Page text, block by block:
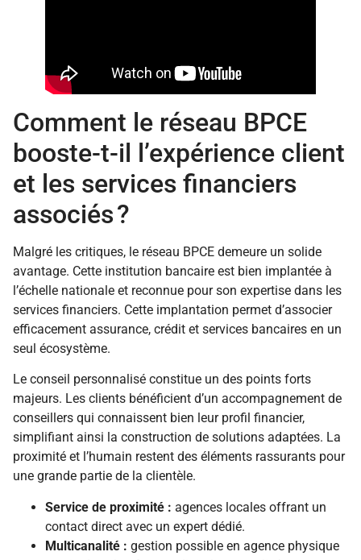
Comment le réseau BPCE
booste-t-il l’expérience client
et les services financiers
associés ?
Malgré les critiques, le réseau BPCE demeure un solide
avantage. Cette institution bancaire est bien implantée à
l’échelle nationale et reconnue pour son expertise dans les
services financiers. Cette implantation permet d’associer
efficacement assurance, crédit et services bancaires en un
seul écosystème.
Le conseil personnalisé constitue un des points forts
majeurs. Les clients bénéficient d’un accompagnement de
conseillers qui connaissent bien leur profil financier,
simplifiant ainsi la construction de solutions adaptées. La
proximité et l’humain restent des éléments rassurants pour
une grande partie de la clientèle.
Service de proximité : agences locales offrant un
contact direct avec un expert dédié.
Multicanalité : gestion possible en agence physique